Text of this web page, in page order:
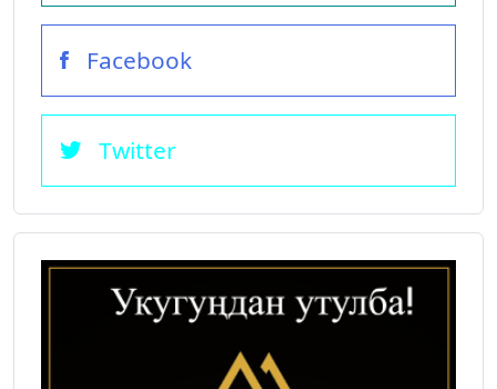
Facebook
Twitter